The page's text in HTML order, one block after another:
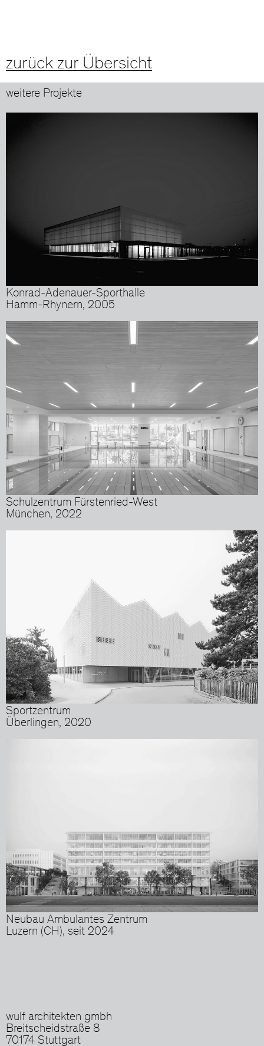
zurück zur Übersicht
weitere Projekte
Konrad-Adenauer-Sporthalle
Hamm-Rhynern, 2005
Schulzentrum Fürstenried-West
München, 2022
Sportzentrum
Überlingen, 2020
Neubau Ambulantes Zentrum
Luzern (CH), seit 2024
wulf architekten gmbh
Breitscheidstraße 8
70174 Stuttgart